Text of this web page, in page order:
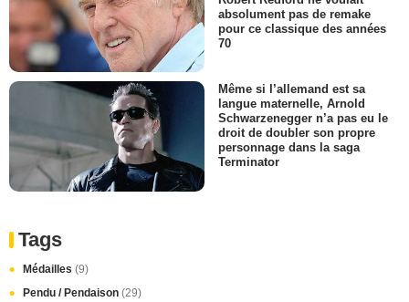
absolument pas de remake
pour ce classique des années
70
Même si l’allemand est sa
langue maternelle, Arnold
Schwarzenegger n’a pas eu le
droit de doubler son propre
personnage dans la saga
Terminator
Tags
Médailles (9)
Pendu / Pendaison (29)